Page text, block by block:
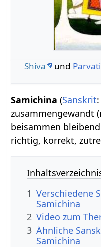
Shiva und Parvati
Samichina (Sanskrit
zusammengewandt
beisammen
richtig, korrekt,
1 Verschiedene
Samichina
2 Video zum
3 Ähnliche
Samichina